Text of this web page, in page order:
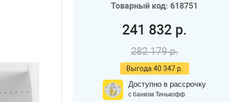
Товарный код: 618751
241 832 р.
282 179 р.
Выгода 40 347 р.
Доступно в рассрочку
с банком Тинькофф